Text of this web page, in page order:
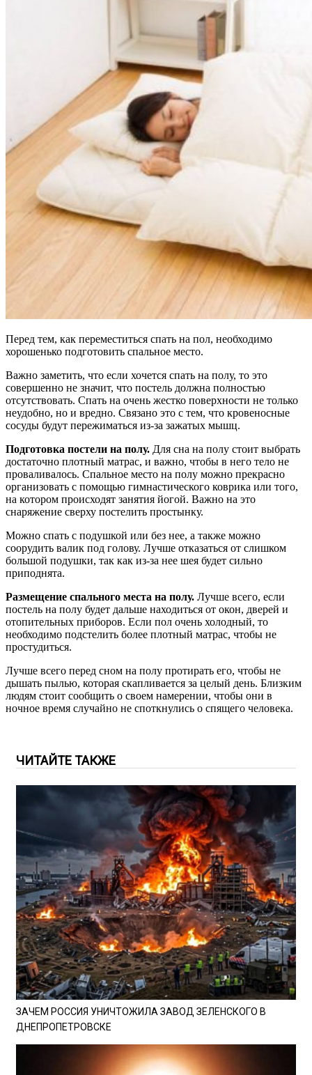
Перед тем, как переместиться спать на пол, необходимо
хорошенько подготовить спальное место.
Важно заметить, что если хочется спать на полу, то это
совершенно не значит, что постель должна полностью
отсутствовать. Спать на очень жестко поверхности не только
неудобно, но и вредно. Связано это с тем, что кровеносные
сосуды будут пережиматься из-за зажатых мышц.
Подготовка постели на полу. Для сна на полу стоит выбрать
достаточно плотный матрас, и важно, чтобы в него тело не
проваливалось. Спальное место на полу можно прекрасно
организовать с помощью гимнастического коврика или того,
на котором происходят занятия йогой. Важно на это
снаряжение сверху постелить простынку.
Можно спать с подушкой или без нее, а также можно
соорудить валик под голову. Лучше отказаться от слишком
большой подушки, так как из-за нее шея будет сильно
приподнята.
Размещение спального места на полу. Лучше всего, если
постель на полу будет дальше находиться от окон, дверей и
отопительных приборов. Если пол очень холодный, то
необходимо подстелить более плотный матрас, чтобы не
простудиться.
Лучше всего перед сном на полу протирать его, чтобы не
дышать пылью, которая скапливается за целый день. Близким
людям стоит сообщить о своем намерении, чтобы они в
ночное время случайно не споткнулись о спящего человека.
ЧИТАЙТЕ ТАКЖЕ
ЗАЧЕМ РОССИЯ УНИЧТОЖИЛА ЗАВОД ЗЕЛЕНСКОГО В
ДНЕПРОПЕТРОВСКЕ